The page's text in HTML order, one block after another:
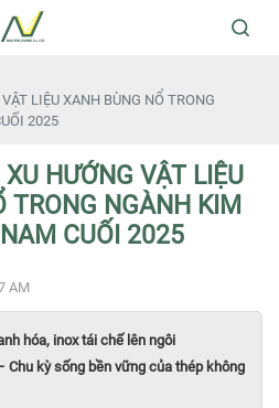
LIỆU XANH BÙNG NỔ TRONG
2025
XU HƯỚNG VẬT LIỆU
TRONG NGÀNH KIM
CUỐI 2025
AM
hóa, inox tái chế lên ngôi
Chu kỳ sống bền vững của thép không